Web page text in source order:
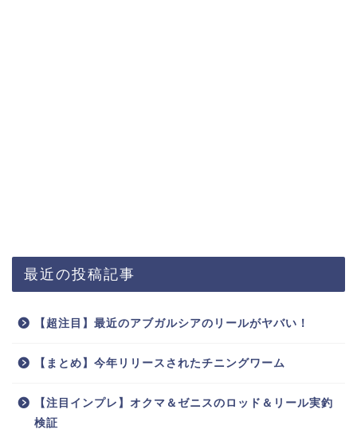
最近の投稿記事
【超注目】最近のアブガルシアのリールがヤバい！
【まとめ】今年リリースされたチニングワーム
【注目インプレ】オクマ＆ゼニスのロッド＆リール実釣
検証